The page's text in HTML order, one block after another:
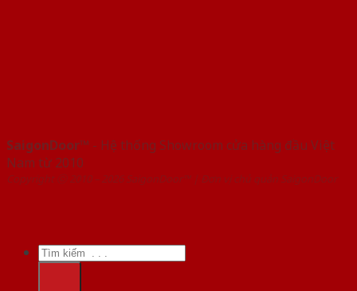
SaigonDoor™ - Hệ thống Showroom cửa hàng đầu Việt
Nam từ 2010
Copyright ⓒ 2010 – 2026 SaigonDoor™ | Đơn vị chủ quản SaigonDoor
Tìm
kiếm: